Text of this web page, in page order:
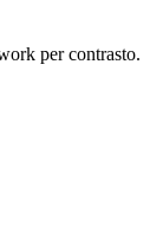
per contrasto.